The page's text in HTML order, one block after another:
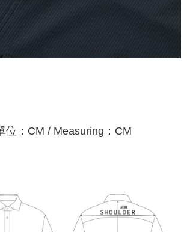
位：CM / Measuring：CM